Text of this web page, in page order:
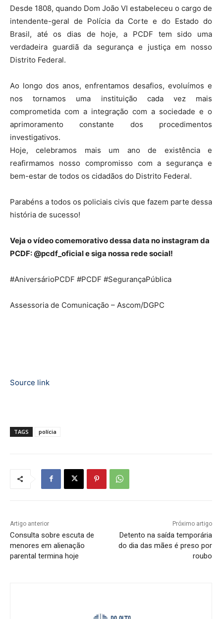
Desde 1808, quando Dom João VI estabeleceu o cargo de
intendente-geral de Polícia da Corte e do Estado do
Brasil, até os dias de hoje, a PCDF tem sido uma
verdadeira guardiã da segurança e justiça em nosso
Distrito Federal.
Ao longo dos anos, enfrentamos desafios, evoluímos e
nos tornamos uma instituição cada vez mais
comprometida com a integração com a sociedade e o
aprimoramento constante dos procedimentos
investigativos.
Hoje, celebramos mais um ano de existência e
reafirmamos nosso compromisso com a segurança e
bem-estar de todos os cidadãos do Distrito Federal.
Parabéns a todos os policiais civis que fazem parte dessa
história de sucesso!
Veja o vídeo comemorativo dessa data no instagram da
PCDF: @pcdf_oficial e siga nossa rede social!
#AniversárioPCDF #PCDF #SegurançaPública
Assessoria de Comunicação – Ascom/DGPC
Source link
TAGS polícia
Artigo anterior
Consulta sobre escuta de
menores em alienação
parental termina hoje
Próximo artigo
Detento na saída temporária
do dia das mães é preso por
roubo